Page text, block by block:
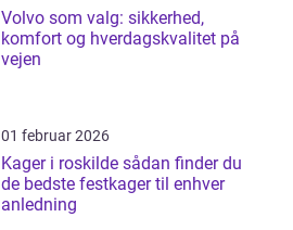
Volvo som valg: sikkerhed,
komfort og hverdagskvalitet på
vejen
01 februar 2026
Kager i roskilde sådan finder du
de bedste festkager til enhver
anledning